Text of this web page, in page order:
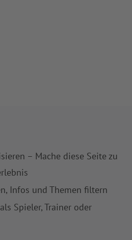
– Mache diese Seite zu
Infos und Themen filtern
Spieler, Trainer oder